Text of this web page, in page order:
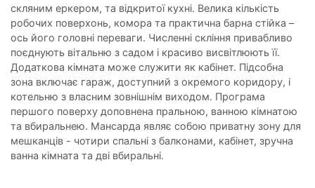
скляним еркером, та відкритої кухні. Велика кількість
робочих поверхонь, комора та практична барна стійка –
ось його головні переваги. Численні скління привабливо
поєднують вітальню з садом і красиво висвітлюють її.
Додаткова кімната може служити як кабінет. Підсобна
зона включає гараж, доступний з окремого коридору, і
котельню з власним зовнішнім виходом. Програма
першого поверху доповнена пральною, ванною кімнатою
та вбиральнею. Мансарда являє собою приватну зону для
мешканців - чотири спальні з балконами, кабінет, зручна
ванна кімната та дві вбиральні.